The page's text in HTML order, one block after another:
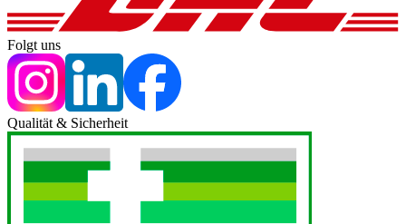
Folgt uns
Qualität & Sicherheit